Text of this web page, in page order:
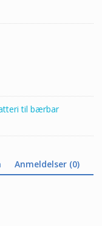
til bærbar
Anmeldelser (0)